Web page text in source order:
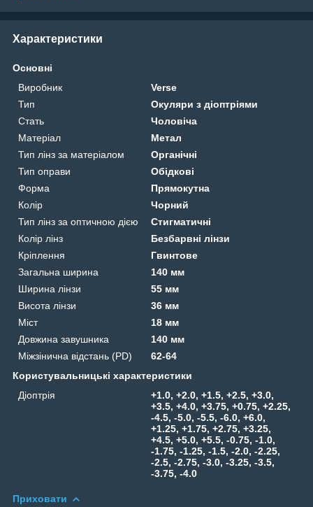
Характеристики
Основні
Виробник
Verse
Тип
Окуляри з діоптріями
Стать
Чоловіча
Матеріал
Метал
Тип лінз за матеріалом
Органічні
Тип оправи
Обідкові
Форма
Прямокутна
Колір
Чорний
Тип лінз за оптичною дією
Стигматичні
Колір лінз
Безбарвні лінзи
Кріплення
Гвинтове
Загальна ширина
140 мм
Ширина лінзи
55 мм
Висота лінзи
36 мм
Міст
18 мм
Довжина завушника
140 мм
Міжзінична відстань (PD)
62-64
Користувальницькі характеристики
Діоптрія
+1.0, +2.0, +1.5, +2.5, +3.0,
+3.5, +4.0, +3.75, +0.75, +2.25,
-4.5, -5.0, -5.5, -6.0, +6.0,
+1.25, +1.75, +2.75, +3.25,
+4.5, +5.0, +5.5, -0.75, -1.0,
-1.75, -1.25, -1.5, -2.0, -2.25,
-2.5, -2.75, -3.0, -3.25, -3.5,
-3.75, -4.0
Приховати